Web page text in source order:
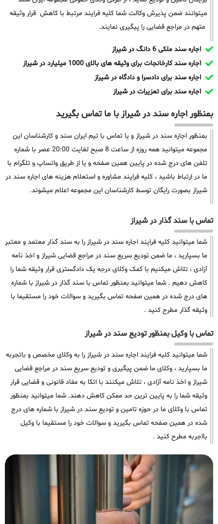
میتوانند ضمن پذیرش وکالت شما کلیه فرایند مرتبط با کاهش قرار وثیقه
متهم در مراجع قضایی را پیگیری نمایند.
اجاره سند ملکی 6 دانگ در شیراز
اجاره سند کارخانجات برای وثیقه های بالای 1000 میلیارد در شیراز
اجاره سند برای دادسرا و دادگاه در شیراز
اجاره سند برای تعزیرات در شیراز
بمنظور اجاره سند در شیراز با ما تماس بگیرید
بمنظور اجاره سند در شیراز و یا تماس با تیم ایران سند و کارشناسان این
مجموعه میتوانید همه روزه از ساعت 8 صبح لغایت 20:00 عصر با شماره
تلفن های درج شده در پایین همین صفحه و یا از طریق واتساپ و تلگرام با
ما در ارتباط باشید ، کلیه فرایند مشاوره و استعلام هزینه های اجاره سند در
شیراز بصورت رایگان توسط کارشناسان این مجموعه اعلام میشوند.
تماس با سند گذار در شیراز
شما میتوانید کلیه فرایند اجاره سند در شیراز را به سند گذار معتمد و معتبر
ما بسپارید ، ما ضمن تودیع سریع سند در مراجع قضایی شیراز و اخذ نامه
آزادی ، تلاش میکنیم با کمک وکلای درجه یک دادگستری قرار وثیقه شما را
کاهش دهیم . شما میتوانید بمنظور تماس با سند گذار در شیراز با شماره
های درج شده در همین صفحه تماس بگیرید و سوالات خود را مستقیما با
وثیقه گذار مطرح کنید .
تماس با وکیل بمنظور تودیع سند در شیراز
شما میتوانید کلیه فرایند اجاره سند در شیراز را به وکلای مخصص و باتجربه
ما بسپارید ، وکلای ما ضمن پیگیری و تودیع سریع سند در مراجع قضایی
شیراز و اخذ نامه آزادی ، تلاش میکنند با اتکا به مفاد قانونی و قضایی قرار
وثیقه شما را به پایین ترین حد ممکن کاهش دهند. شما میتوانید بمنظور
تماس با وکلای ما در حوزه تامین و تودیع سند در شیراز با شماره های درج
شده در همین صفحه تماس بگیرید و سوالات خود را مستقیما با وکیل
بااجربه مطرح کنید .